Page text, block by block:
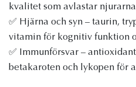
kvalitet som avlastar njurarna
✅ Hjärna och syn – taurin,
vitamin för kognitiv funktion
✅ Immunförsvar –
betakaroten och lykopen för